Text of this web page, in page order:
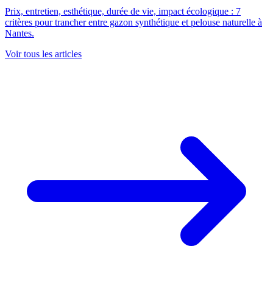
Prix, entretien, esthétique, durée de vie, impact écologique : 7
critères pour trancher entre gazon synthétique et pelouse naturelle à
Nantes.
Voir tous les articles